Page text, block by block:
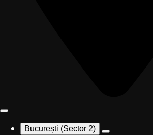
București (Sector 2)